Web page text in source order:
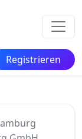
Registrieren